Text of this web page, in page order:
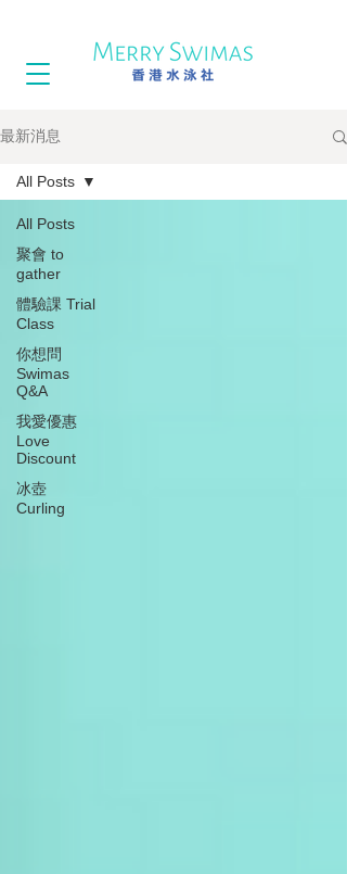
最新消息
All Posts
聚會 to
gather
體驗課 Trial
Class
你想問
Swimas
Q&A
我愛優惠
Love
Discount
冰壺
Curling
All Posts